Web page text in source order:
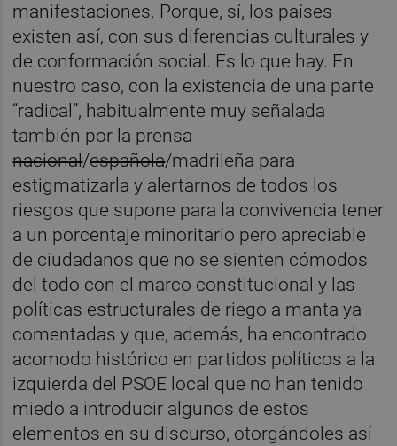
manifestaciones. Porque, sí, los países
existen así, con sus diferencias culturales y
de conformación social. Es lo que hay. En
nuestro caso, con la existencia de una parte
“radical”, habitualmente muy señalada
también por la prensa
nacional/española/madrileña para
estigmatizarla y alertarnos de todos los
riesgos que supone para la convivencia tener
a un porcentaje minoritario pero apreciable
de ciudadanos que no se sienten cómodos
del todo con el marco constitucional y las
políticas estructurales de riego a manta ya
comentadas y que, además, ha encontrado
acomodo histórico en partidos políticos a la
izquierda del PSOE local que no han tenido
miedo a introducir algunos de estos
elementos en su discurso, otorgándoles así